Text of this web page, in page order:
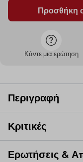
Προσθήκη
Κάντε μια ερώτηση
Περιγραφή
Κριτικές
Ερωτήσεις &